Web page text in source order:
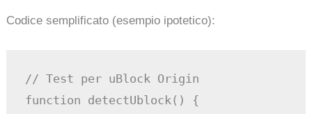
Codice semplificato (esempio ipotetico):
// Test per uBlock Origin
function detectUblock() {